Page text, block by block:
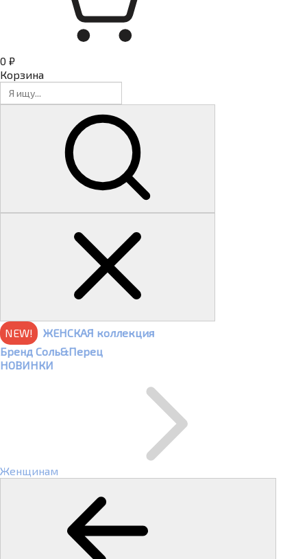
0 ₽
Корзина
NEW!
ЖЕНСКАЯ коллекция
Бренд Соль&Перец
НОВИНКИ
Женщинам